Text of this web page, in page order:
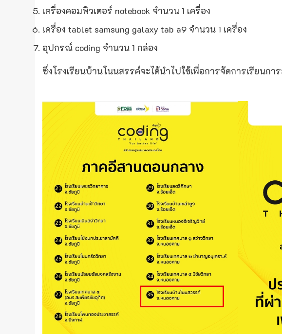
เครื่องคอมพิวเตอร์ notebook จำนวน 1 เครื่อง
เครื่อง tablet samsung galaxy tab a9 จำนวน 1 เครื่อง
อุปกรณ์ coding จำนวน 1 กล่อง
ซึ่งโรงเรียนบ้านโนนสรรค์จะได้นำไปใช้เพื่อการจัดการเรียนกา